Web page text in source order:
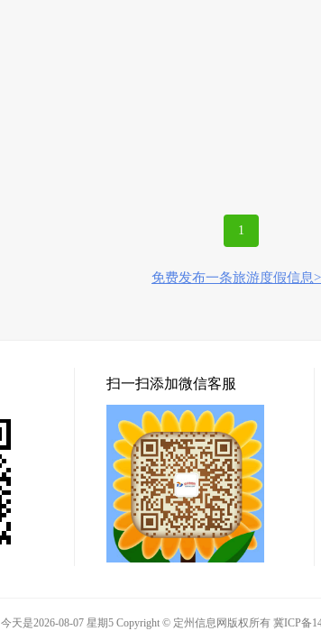
1
免费发布一条旅游度假信息
扫一扫添加微信客服
今天是2026-08-07 星期5 Copyright © 定州信息网版权所有 冀ICP备